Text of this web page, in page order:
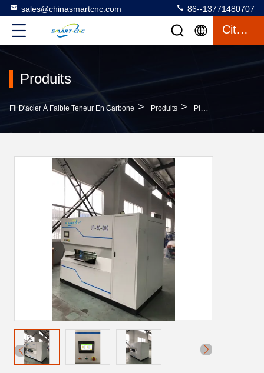
sales@chinasmartcnc.com 86--13771480707
Citation
Produits
Fil D'acier À Faible Teneur En Carbone > Produits > Plat Nivelant La Machine